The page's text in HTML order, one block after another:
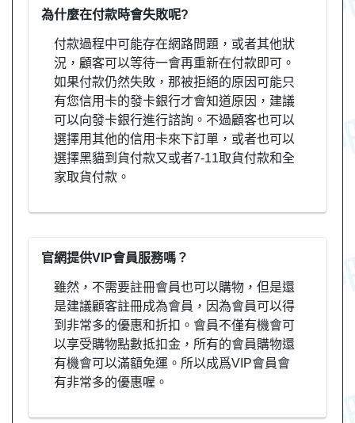
為什麼在付款時會失敗呢?
付款過程中可能存在網路問題，或者其他狀
況，顧客可以等待一會再重新在付款即可。
如果付款仍然失敗，那被拒絕的原因可能只
有您信用卡的發卡銀行才會知道原因，建議
可以向發卡銀行進行諮詢。不過顧客也可以
選擇用其他的信用卡來下訂單，或者也可以
選擇黑貓到貨付款又或者7-11取貨付款和全
家取貨付款。
官網提供VIP會員服務嗎？
雖然，不需要註冊會員也可以購物，但是還
是建議顧客註冊成為會員，因為會員可以得
到非常多的優惠和折扣。會員不僅有機會可
以享受購物點數抵扣金，所有的會員購物還
有機會可以滿額免運。所以成爲VIP會員會
有非常多的優惠喔。